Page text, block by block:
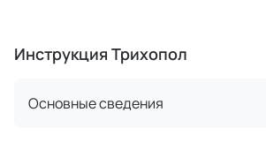
Инструкция Трихопол
Основные сведения